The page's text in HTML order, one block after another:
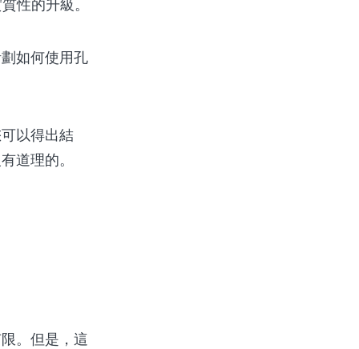
性的升級。
如何使用孔
以得出結
道理的。
。但是，這